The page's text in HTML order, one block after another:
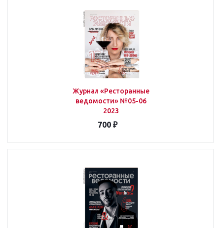
Журнал «Ресторанные
ведомости» №05-06
2023
700 ₽